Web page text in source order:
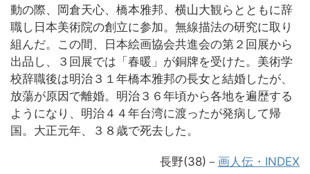
動の際、岡倉天心、橋本雅邦、横山大観らとともに辞
職し日本美術院の創立に参加。無線描法の研究に取り
組んだ。この間、日本絵画協会共進会の第２回展から
出品し、３回展では「春暖」が銅牌を受けた。美術学
校辞職後は明治３１年橋本雅邦の長女と結婚したが、
放蕩が原因で離婚。明治３６年頃から各地を遍歴する
ようになり、明治４４年台湾に渡ったが発病して帰
国。大正元年、３８歳で死去した。
長野(38)－ 画人伝・INDEX